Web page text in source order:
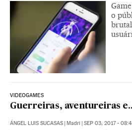
o
VIDEOGAMES
Guerreiras, aventureiras
ÁNGEL LUIS SUCASAS | Madri | SEP 03, 2017 -